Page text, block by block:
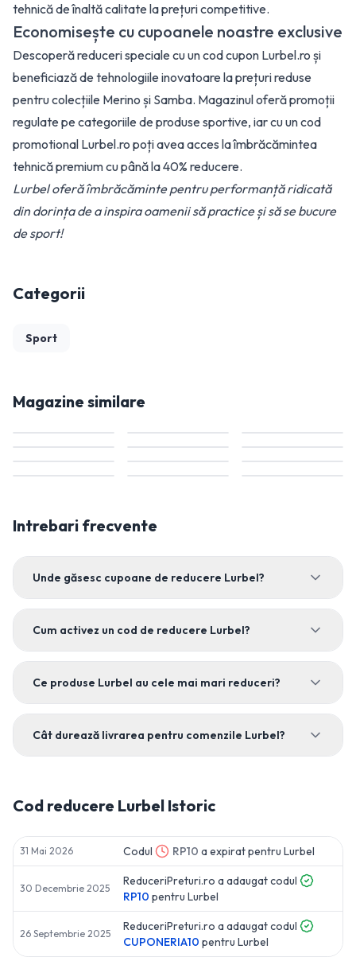
tehnică de înaltă calitate la prețuri competitive.
Economisește cu cupoanele noastre exclusive
Descoperă reduceri speciale cu un cod cupon Lurbel.ro și
beneficiază de tehnologiile inovatoare la prețuri reduse
pentru colecțiile Merino și Samba. Magazinul oferă promoții
regulate pe categoriile de produse sportive, iar cu un cod
promotional Lurbel.ro poți avea acces la îmbrăcămintea
tehnică premium cu până la 40% reducere.
Lurbel oferă îmbrăcăminte pentru performanță ridicată
din dorința de a inspira oamenii să practice și să se bucure
de sport!
Categorii
Sport
Magazine similare
Intrebari frecvente
Unde găsesc cupoane de reducere Lurbel?
Cum activez un cod de reducere Lurbel?
Ce produse Lurbel au cele mai mari reduceri?
Cât durează livrarea pentru comenzile Lurbel?
Cod reducere Lurbel Istoric
31 Mai 2026 Codul RP10 a expirat pentru Lurbel
30 Decembrie 2025
ReduceriPreturi.ro a adaugat codul
RP10 pentru Lurbel
26 Septembrie 2025
ReduceriPreturi.ro a adaugat codul
CUPONERIA10 pentru Lurbel